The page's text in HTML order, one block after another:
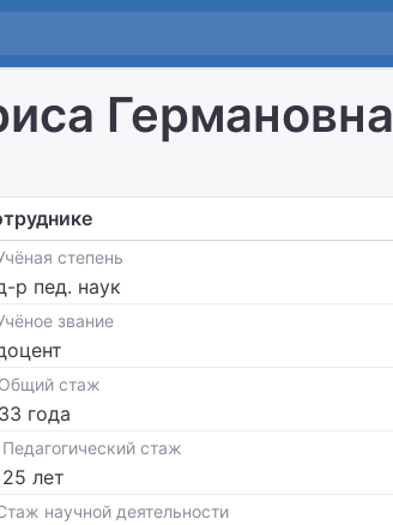
Германовна
степень
р пед. наук
звание
Общий стаж
33 года
Педагогический стаж
25 лет
научной деятельности